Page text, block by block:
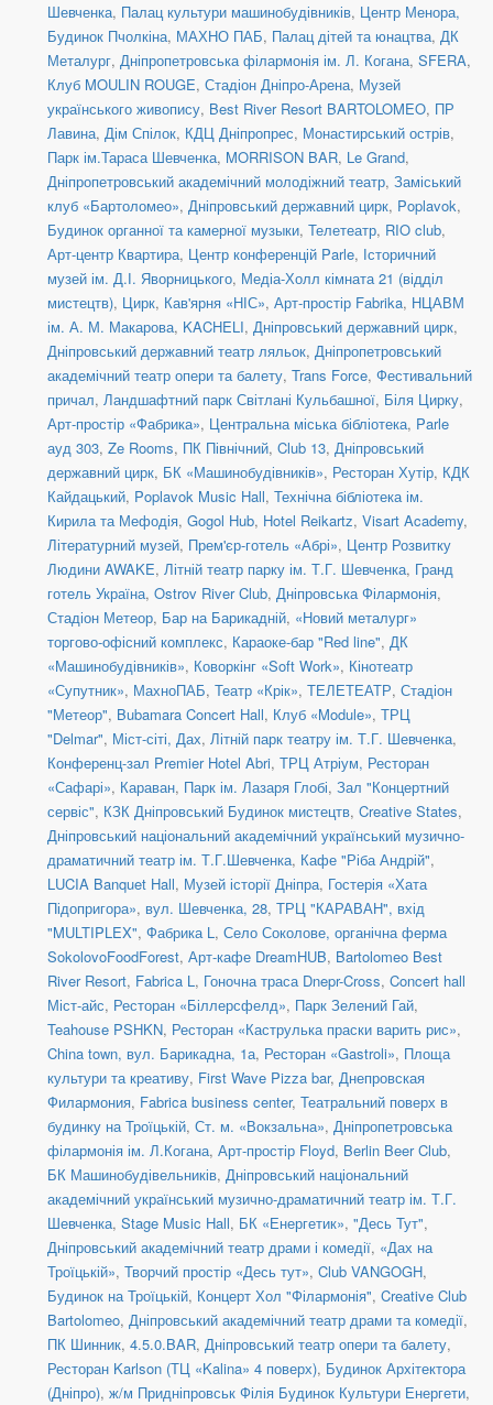
Шевченка, Палац культури машинобудівників, Центр Менора,
Будинок Пчолкіна, МАХНО ПАБ, Палац дітей та юнацтва, ДК
Металург, Дніпропетровська філармонія ім. Л. Когана, SFERA,
Клуб MOULIN ROUGE, Стадіон Дніпро-Арена, Музей
українського живопису, Best River Resort BARTOLOMEO, ПР
Лавина, Дім Спілок, КДЦ Дніпропрес, Монастирський острів,
Парк ім.Тараса Шевченка, MORRISON BAR, Le Grand,
Дніпропетровський академічний молодіжний театр, Заміський
клуб «Бартоломео», Дніпровський державний цирк, Poplavok,
Будинок органної та камерної музыки, Телетеатр, RIO club,
Арт-центр Квартира, Центр конференцій Parle, Історичний
музей ім. Д.І. Яворницького, Медіа-Холл кімната 21 (відділ
мистецтв), Цирк, Кав'ярня «НІС», Арт-простір Fabrika, НЦАВМ
ім. А. М. Макарова, KACHELI, Дніпровський державний цирк,
Дніпровський державний театр ляльок, Дніпропетровський
академічний театр опери та балету, Trans Force, Фестивальний
причал, Ландшафтний парк Світлані Кульбашної, Біля Цирку,
Арт-простір «Фабрика», Центральна міська бібліотека, Parle
ауд 303, Ze Rooms, ПК Північний, Club 13, Дніпровський
державний цирк, БК «Машинобудівників», Ресторан Хутір, КДК
Кайдацький, Poplavok Music Hall, Технічна бібліотека ім.
Кирила та Мефодія, Gogol Hub, Hotel Reikartz, Visart Academy,
Літературний музей, Прем'єр-готель «Абрі», Центр Розвитку
Людини AWAKE, Літній театр парку ім. Т.Г. Шевченка, Гранд
готель Україна, Ostrov River Club, Дніпровська Філармонія,
Стадіон Метеор, Бар на Барикадній, «Новий металург»
торгово-офісний комплекс, Караоке-бар "Red line", ДК
«Машинобудівників», Коворкінг «Soft Work», Кінотеатр
«Супутник», МахноПАБ, Театр «Крік», ТЕЛЕТЕАТР, Стадіон
"Метеор", Bubamara Concert Hall, Клуб «Module», ТРЦ
"Delmar", Міст-сіті, Дах, Літній парк театру ім. Т.Г. Шевченка,
Конференц-зал Premier Hotel Abri, ТРЦ Атріум, Ресторан
«Сафарі», Караван, Парк ім. Лазаря Глобі, Зал "Концертний
сервіс", КЗК Дніпровський Будинок мистецтв, Creative States,
Дніпровський національний академічний український музично-
драматичний театр ім. Т.Г.Шевченка, Кафе "Ріба Андрій",
LUCIA Banquet Hall, Музей історії Дніпра, Гостерія «Хата
Підопригора», вул. Шевченка, 28, ТРЦ "КАРАВАН", вхід
"MULTIPLEX", Фабрика L, Село Соколове, органічна ферма
SokolovoFoodForest, Арт-кафе DreamHUB, Bartolomeo Best
River Resort, Fabrica L, Гоночна траса Dnepr-Cross, Concert hall
Міст-айс, Ресторан «Біллерсфелд», Парк Зелений Гай,
Teahouse PSHKN, Ресторан «Каструлька праски варить рис»,
China town, вул. Барикадна, 1а, Ресторан «Gastroli», Площа
культури та креативу, First Wave Pizza bar, Днепровская
Филармония, Fabrica business center, Театральний поверх в
будинку на Троїцькій, Ст. м. «Вокзальна», Дніпропетровська
філармонія ім. Л.Когана, Арт-простір Floyd, Berlin Beer Club,
БК Машинобудівельників, Дніпровський національний
академічний український музично-драматичний театр ім. Т.Г.
Шевченка, Stage Music Hall, БК «Енергетик», "Десь Тут",
Дніпровський академічний театр драми і комедії, «Дах на
Троїцькій», Творчий простір «Десь тут», Club VANGOGH,
Будинок на Троїцькій, Концерт Хол "Філармонія", Creative Club
Bartolomeo, Дніпровський академічний театр драми та комедії,
ПК Шинник, 4.5.0.BAR, Дніпровський театр опери та балету,
Ресторан Karlson (ТЦ «Kalina» 4 поверх), Будинок Архітектора
(Дніпро), ж/м Придніпровськ Філія Будинок Культури Енергети,